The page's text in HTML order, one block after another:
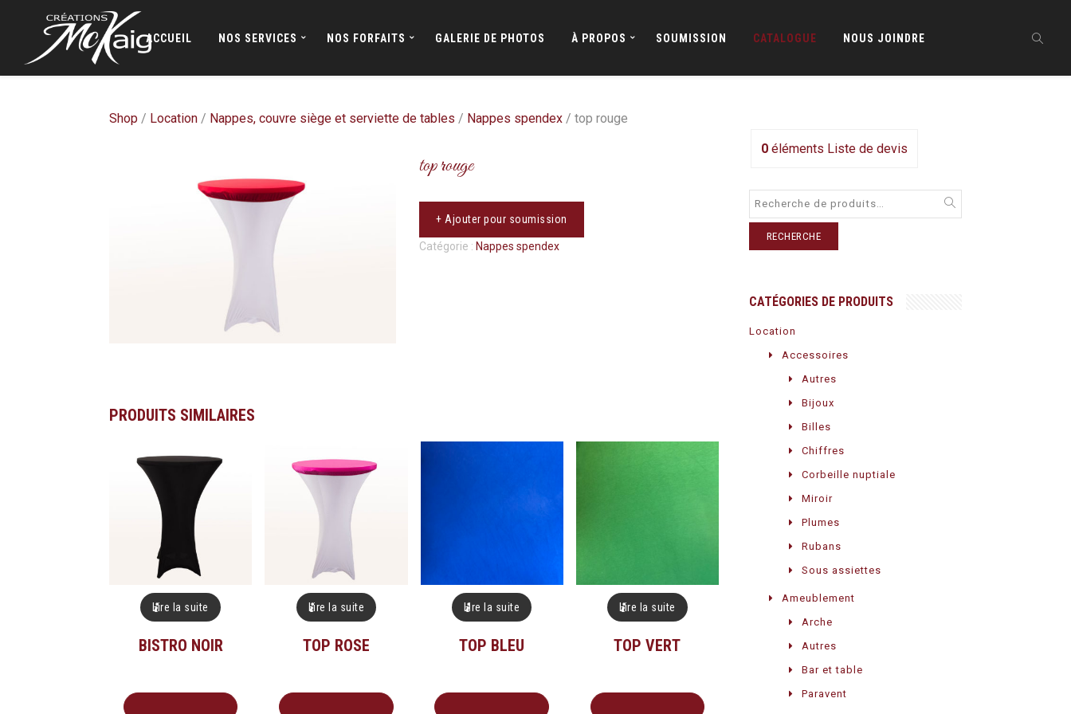
ACCUEIL NOS SERVICES NOS FORFAITS GALERIE DE PHOTOS À PROPOS SOUMISSION CATALOGUE NOUS JOINDRE
Shop / Location / Nappes, couvre siège et serviette de tables / Nappes spendex / top rouge
top rouge
+ Ajouter pour soumission
Catégorie : Nappes spendex
PRODUITS SIMILAIRES
Lire la suite
BISTRO NOIR
Lire la suite
TOP ROSE
Lire la suite
TOP BLEU
Lire la suite
TOP VERT
0éléments Liste de devis
RECHERCHE
CATÉGORIES DE PRODUITS
Location
Accessoires
Autres
Bijoux
Billes
Chiffres
Corbeille nuptiale
Miroir
Plumes
Rubans
Sous assiettes
Ameublement
Arche
Autres
Bar et table
Paravent